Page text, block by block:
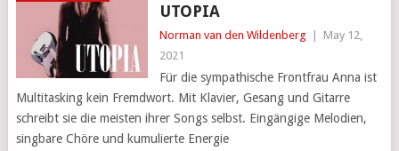
UTOPIA
Norman van den Wildenberg
May 12,
2021
Für die sympathische Frontfrau Anna ist
Multitasking kein Fremdwort. Mit Klavier, Gesang und Gitarre
schreibt sie die meisten ihrer Songs selbst. Eingängige Melodien,
singbare Chöre und kumulierte Energie